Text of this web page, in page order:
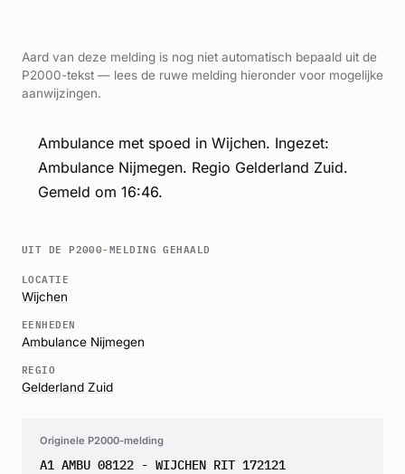
Aard van deze melding is nog niet automatisch bepaald uit de
P2000-tekst — lees de ruwe melding hieronder voor mogelijke
aanwijzingen.
Ambulance met spoed in Wijchen. Ingezet:
Ambulance Nijmegen. Regio Gelderland Zuid.
Gemeld om 16:46.
UIT DE P2000-MELDING GEHAALD
LOCATIE
Wijchen
EENHEDEN
Ambulance Nijmegen
REGIO
Gelderland Zuid
Originele P2000-melding
A1 AMBU 08122 - WIJCHEN RIT 172121